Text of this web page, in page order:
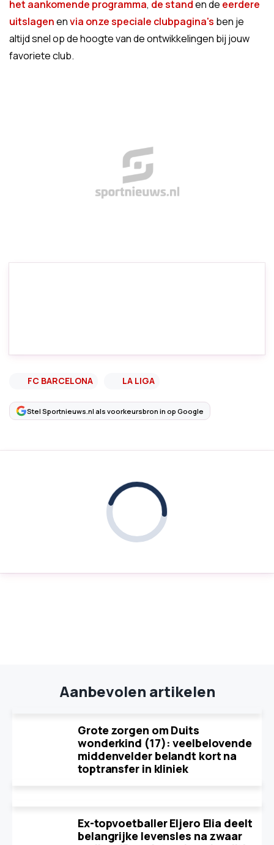
het aankomende programma, de standen de eerdere
uitslagenenvia onze speciale clubpagina's ben je
altijd snel op de hoogte van de ontwikkelingen bij jouw
favoriete club.
FC BARCELONA LA LIGA
Stel Sportnieuws.nl als voorkeursbron in op Google
Aanbevolen artikelen
Grote zorgen om Duits
wonderkind (17): veelbelovende
middenvelder belandt kort na
toptransfer in kliniek
Ex-topvoetballer Eljero Elia deelt
belangrijke levensles na zwaar